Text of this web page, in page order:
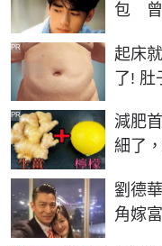
包 曾
起床
了! 肚
PR
減肥
細了
PR
劉德
角嫁